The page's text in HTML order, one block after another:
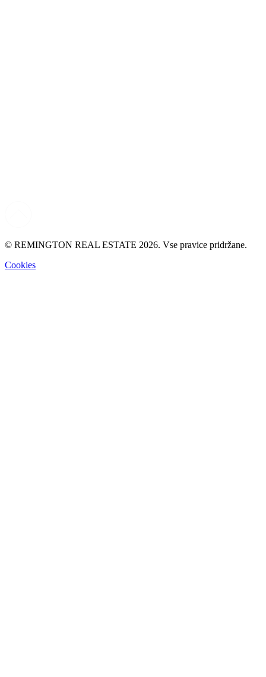
© REMINGTON REAL ESTATE 2026. Vse pravice pridržane.
Cookies